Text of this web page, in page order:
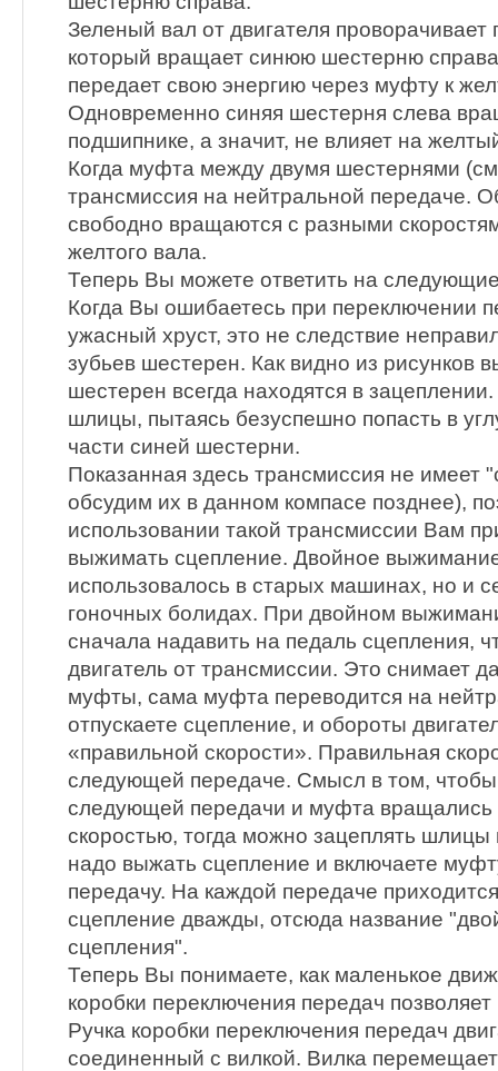
Зеленый вал от двигателя
который вращает синюю шестерню
передает свою энергию через муфту к
Одновременно синяя шестерня слева
подшипнике, а значит, не влияет на
Когда муфта между двумя шестернями
трансмиссия на нейтральной передаче.
свободно вращаются с разными
желтого вала.
Теперь Вы можете ответить на
Когда Вы ошибаетесь при переключении
ужасный хруст, это не следствие
зубьев шестерен. Как видно из рисунков
шестерен всегда находятся в
шлицы, пытаясь безуспешно попасть в
части синей шестерни.
Показанная здесь трансмиссия не имеет
обсудим их в данном компасе позднее),
использовании такой трансмиссии Вам
выжимать сцепление. Двойное
использовалось в старых машинах, но и
гоночных болидах. При двойном
сначала надавить на педаль сцепления,
двигатель от трансмиссии. Это снимает
муфты, сама муфта переводится на
отпускаете сцепление, и обороты
«правильной скорости». Правильная
следующей передаче. Смысл в том,
следующей передачи и муфта вращались
скоростью, тогда можно зацеплять
надо выжать сцепление и включаете
передачу. На каждой передаче
сцепление дважды, отсюда название
сцепления".
Теперь Вы понимаете, как маленькое
коробки переключения передач
Ручка коробки переключения передач
соединенный с вилкой. Вилка